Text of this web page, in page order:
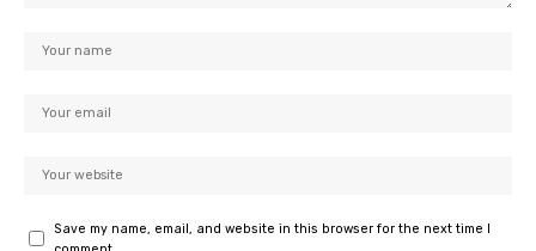
Save my name, email, and website in this browser for the next time I